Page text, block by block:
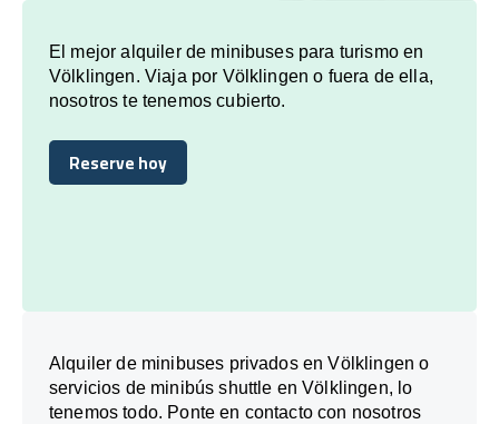
El mejor alquiler de minibuses para turismo en
Völklingen. Viaja por Völklingen o fuera de ella,
nosotros te tenemos cubierto.
Reserve hoy
Reserve hoy
Alquiler de minibuses privados en Völklingen o
servicios de minibús shuttle en Völklingen, lo
tenemos todo. Ponte en contacto con nosotros